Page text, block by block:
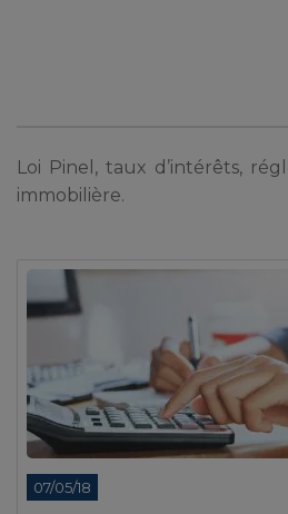
Loi Pinel, taux d’intérêts,
immobilière.
07/05/18